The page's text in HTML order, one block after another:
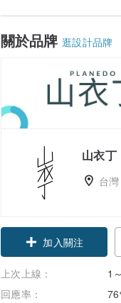
關於品牌 逛設計品牌
山衣丁
台灣
加入關注
上次上線：
1
回應率：